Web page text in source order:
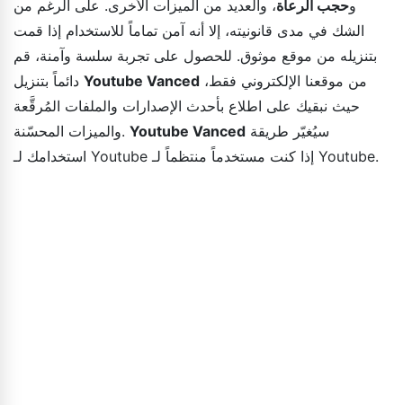
وحجب الرعاة، والعديد من الميزات الأخرى. على الرغم من
الشك في مدى قانونيته، إلا أنه آمن تماماً للاستخدام إذا قمت
بتنزيله من موقع موثوق. للحصول على تجربة سلسة وآمنة، قم
Youtube Vanced
حيث نبقيك على اطلاع بأحدث الإصدارات والملفات المُرقَّعة
والميزات المحسّنة. Youtube Vanced
استخدامك لـ Youtube إذا كنت مستخدماً منتظماً لـ Youtube.